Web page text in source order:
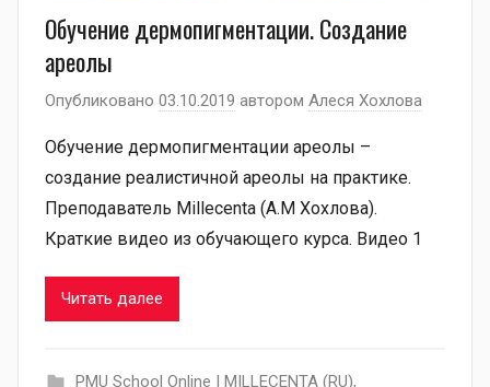
Обучение дермопигментации. Создание
ареолы
Опубликовано 03.10.2019 автором Алеся Хохлова
Обучение дермопигментации ареолы –
создание реалистичной ареолы на практике.
Преподаватель Millecenta (А.М Хохлова).
Краткие видео из обучающего курса. Видео 1
Читать далее
PMU School Online | MILLECENTA (RU),